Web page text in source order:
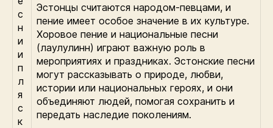
с
н
и
и
п
л
я
с
к
Эстонцы считаются народом-певцами, и
пение имеет особое значение в их культуре.
Хоровое пение и национальные песни
(лаулулинн) играют важную роль в
мероприятиях и праздниках. Эстонские песни
могут рассказывать о природе, любви,
истории или национальных героях, и они
объединяют людей, помогая сохранить и
передать наследие поколениям.